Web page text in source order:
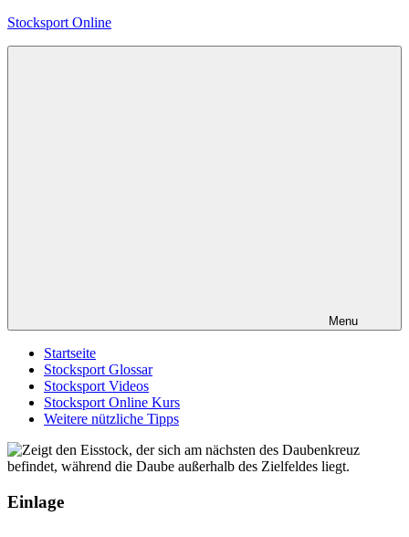
Skip
Stocksport Online
Menu
Startseite
Stocksport Glossar
Stocksport Videos
Stocksport Online Kurs
Weitere nützliche Tipps
Einlage